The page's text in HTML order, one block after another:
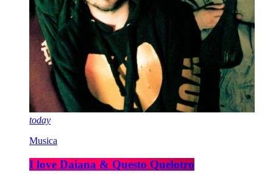
today
Musica
I love Daiana & Questo Quelotro